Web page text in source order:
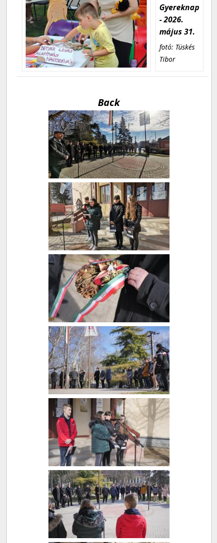
Gyereknap
- 2026.
május 31.
fotó: Tüskés
Tibor
Back